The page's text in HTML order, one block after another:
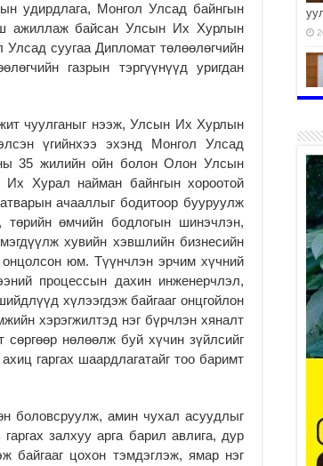
удирдлага, Монгол Улсад байнгын
ажиллаж байсан Улсын Их Хурлын
Улсад суугаа Дипломат төлөөлөгчийн
газрын тэргүүнүүд уригдан
чуулганыг нээж, Улсын Их Хурлын
үгийнхээ эхэнд Монгол Улсад
35 жилийн ойн болон Олон Улсын
Хурал найман байнгын хороотой
ачааллыг бодитоор бууруулж
төрийн өмчийн бодлогын шинэчлэн,
хувийн хэвшлийн бизнесийн
юм. Түүнчлэн эрчим хүчний
процессын дахин инженерчлэл,
хүлээгдэж байгааг онцгойлон
хэрэгжилтэд нэг бүрчлэн хяналт
нөлөөлж буй хүчин зүйлсийг
гаргах шаардлагатайг тоо баримт
боловсруулж, амин чухал асуудлыг
залхуу арга барил авлига, дур
байгааг цохон тэмдэглэж, ямар нэг